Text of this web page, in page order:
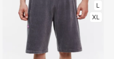
L
XL